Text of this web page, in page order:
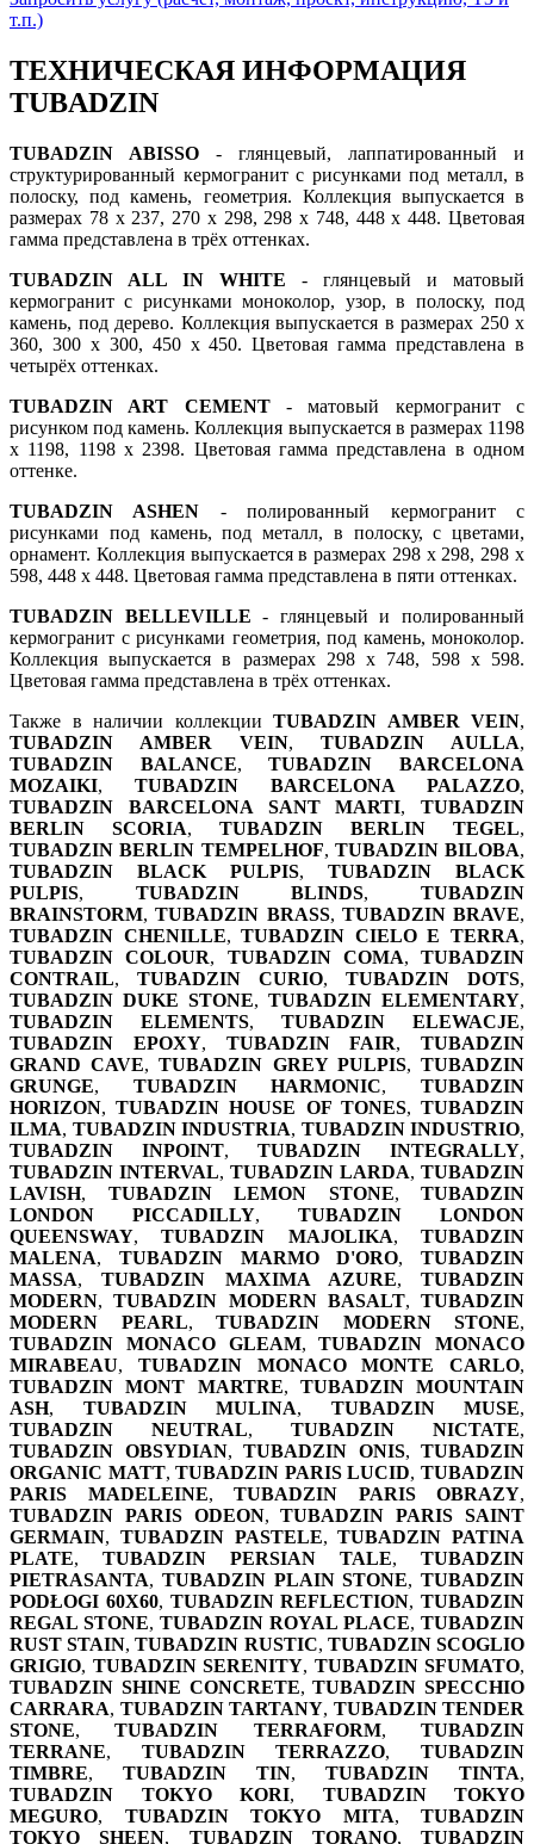
т.п.)
ТЕХНИЧЕСКАЯ ИНФОРМАЦИЯ
TUBADZIN
TUBADZIN ABISSO - глянцевый, лаппатированный и
структурированный кермогранит с рисунками под металл, в
полоску, под камень, геометрия. Коллекция выпускается в
размерах 78 x 237, 270 x 298, 298 x 748, 448 x 448. Цветовая
гамма представлена в трёх оттенках.
TUBADZIN ALL IN WHITE - глянцевый и матовый
кермогранит с рисунками моноколор, узор, в полоску, под
камень, под дерево. Коллекция выпускается в размерах 250 x
360, 300 x 300, 450 x 450. Цветовая гамма представлена в
четырёх оттенках.
TUBADZIN ART CEMENT- матовый кермогранит с
рисунком под камень. Коллекция выпускается в размерах 1198
x 1198, 1198 x 2398. Цветовая гамма представлена в одном
оттенке.
TUBADZIN ASHEN - полированный кермогранит с
рисунками под камень, под металл, в полоску, с цветами,
орнамент. Коллекция выпускается в размерах 298 x 298, 298 x
598, 448 x 448. Цветовая гамма представлена в пяти оттенках.
TUBADZIN BELLEVILLE - глянцевый и полированный
кермогранит с рисунками геометрия, под камень, моноколор.
Коллекция выпускается в размерах 298 x 748, 598 x 598.
Цветовая гамма представлена в трёх оттенках.
Также в наличии коллекции TUBADZIN AMBER VEIN,
TUBADZIN AMBER VEIN, TUBADZIN AULLA,
TUBADZIN BALANCE,TUBADZIN BARCELONA
MOZAIKI, TUBADZIN BARCELONA PALAZZO,
TUBADZIN BARCELONA SANT MARTI, TUBADZIN
BERLIN SCORIA, TUBADZIN BERLIN TEGEL,
TUBADZIN BERLIN TEMPELHOF, TUBADZIN BILOBA,
TUBADZIN BLACK PULPIS, TUBADZIN BLACK
PULPIS, TUBADZIN BLINDS,TUBADZIN
BRAINSTORM,TUBADZIN BRASS, TUBADZIN BRAVE,
TUBADZIN CHENILLE,TUBADZIN CIELO E TERRA,
TUBADZIN COLOUR, TUBADZIN COMA, TUBADZIN
CONTRAIL, TUBADZIN CURIO, TUBADZIN DOTS,
TUBADZIN DUKE STONE, TUBADZIN ELEMENTARY,
TUBADZIN ELEMENTS, TUBADZIN ELEWACJE,
TUBADZIN EPOXY, TUBADZIN FAIR, TUBADZIN
GRAND CAVE,TUBADZIN GREY PULPIS,TUBADZIN
GRUNGE, TUBADZIN HARMONIC,TUBADZIN
HORIZON,TUBADZIN HOUSE OF TONES,TUBADZIN
ILMA, TUBADZIN INDUSTRIA, TUBADZIN INDUSTRIO,
TUBADZIN INPOINT, TUBADZIN INTEGRALLY,
TUBADZIN INTERVAL, TUBADZIN LARDA, TUBADZIN
LAVISH, TUBADZIN LEMON STONE, TUBADZIN
LONDON PICCADILLY, TUBADZIN LONDON
QUEENSWAY,TUBADZIN MAJOLIKA,TUBADZIN
MALENA, TUBADZIN MARMO D'ORO, TUBADZIN
MASSA,TUBADZIN MAXIMA AZURE, TUBADZIN
MODERN,TUBADZIN MODERN BASALT, TUBADZIN
MODERN PEARL, TUBADZIN MODERN STONE,
TUBADZIN MONACO GLEAM,TUBADZIN MONACO
MIRABEAU, TUBADZIN MONACO MONTE CARLO,
TUBADZIN MONT MARTRE, TUBADZIN MOUNTAIN
ASH, TUBADZIN MULINA, TUBADZIN MUSE,
TUBADZIN NEUTRAL, TUBADZIN NICTATE,
TUBADZIN OBSYDIAN, TUBADZIN ONIS, TUBADZIN
ORGANIC MATT,TUBADZIN PARIS LUCID,TUBADZIN
PARIS MADELEINE, TUBADZIN PARIS OBRAZY,
TUBADZIN PARIS ODEON,TUBADZIN PARIS SAINT
GERMAIN, TUBADZIN PASTELE,TUBADZIN PATINA
PLATE, TUBADZIN PERSIAN TALE, TUBADZIN
PIETRASANTA, TUBADZIN PLAIN STONE, TUBADZIN
PODŁOGI 60X60, TUBADZIN REFLECTION, TUBADZIN
REGAL STONE, TUBADZIN ROYAL PLACE, TUBADZIN
RUST STAIN,TUBADZIN RUSTIC, TUBADZIN SCOGLIO
GRIGIO, TUBADZIN SERENITY, TUBADZIN SFUMATO,
TUBADZIN SHINE CONCRETE,TUBADZIN SPECCHIO
CARRARA, TUBADZIN TARTANY, TUBADZIN TENDER
STONE,TUBADZIN TERRAFORM,TUBADZIN
TERRANE, TUBADZIN TERRAZZO,TUBADZIN
TIMBRE, TUBADZIN TIN, TUBADZIN TINTA,
TUBADZIN TOKYO KORI, TUBADZIN TOKYO
MEGURO, TUBADZIN TOKYO MITA, TUBADZIN
TOKYO SHEEN, TUBADZIN TORANO, TUBADZIN